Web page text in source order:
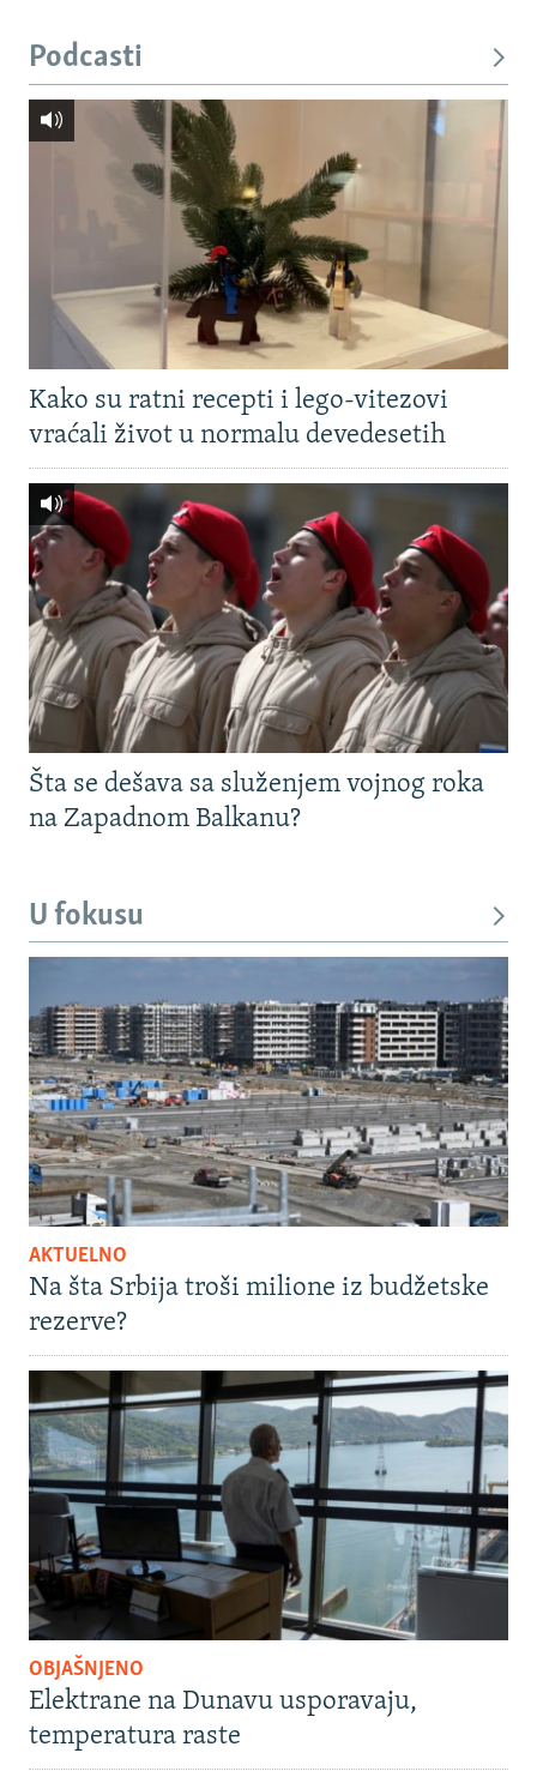
Podcasti
Kako su ratni recepti i lego-vitezovi
vraćali život u normalu devedesetih
Šta se dešava sa služenjem vojnog roka
na Zapadnom Balkanu?
U fokusu
AKTUELNO
Na šta Srbija troši milione iz budžetske
rezerve?
OBJAŠNJENO
Elektrane na Dunavu usporavaju,
temperatura raste